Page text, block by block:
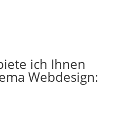
ich Ihnen
Webdesign: